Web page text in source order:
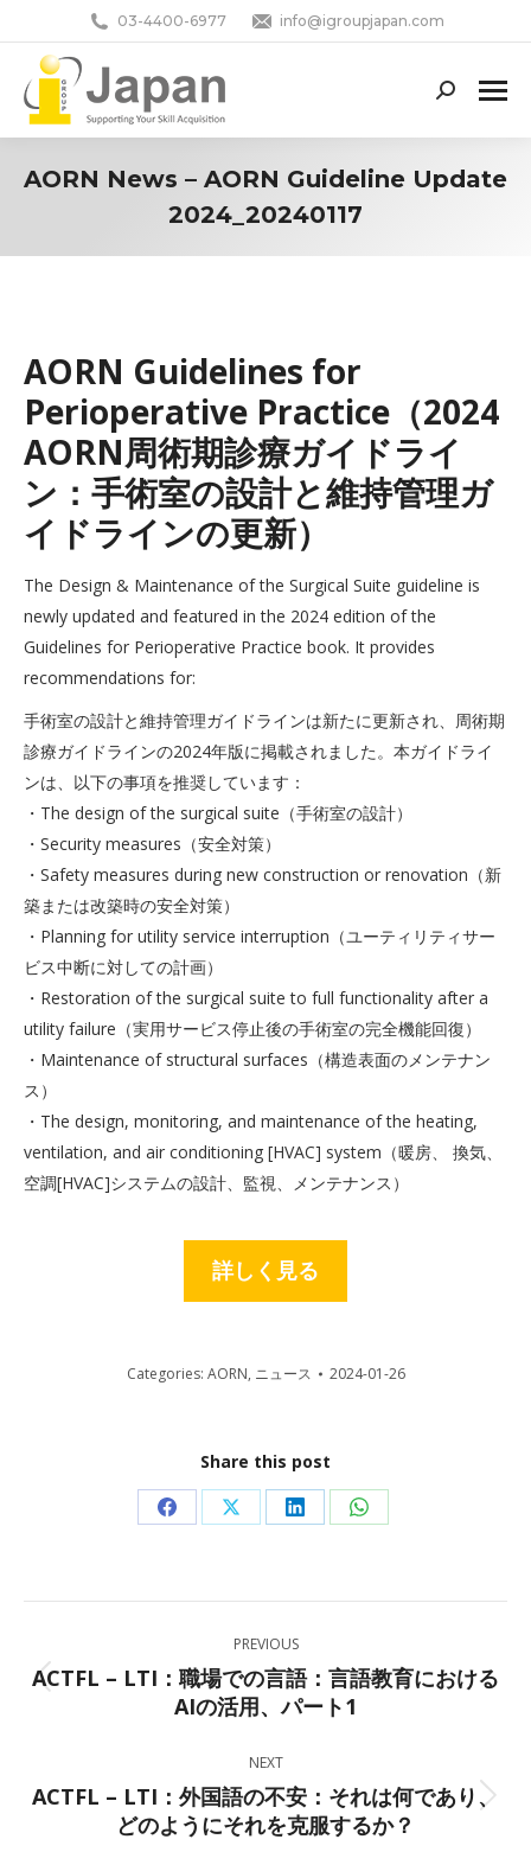
03-4400-6977 info@igroupjapan.com
Search:
AORN News – AORN Guideline Update
2024_20240117
AORN Guidelines for
Perioperative Practice（2024
AORN周術期診療ガイドライ
ン：手術室の設計と維持管理ガ
イドラインの更新）
The Design & Maintenance of the Surgical Suite guideline is
newly updated and featured in the 2024 edition of the
Guidelines for Perioperative Practice book. It provides
recommendations for:
手術室の設計と維持管理ガイドラインは新たに更新され、周術期
診療ガイドラインの2024年版に掲載されました。本ガイドライ
ンは、以下の事項を推奨しています：
・The design of the surgical suite（手術室の設計）
・Security measures（安全対策）
・Safety measures during new construction or renovation（新
築または改築時の安全対策）
・Planning for utility service interruption（ユーティリティサー
ビス中断に対しての計画）
・Restoration of the surgical suite to full functionality after a
utility failure（実用サービス停止後の手術室の完全機能回復）
・Maintenance of structural surfaces（構造表面のメンテナン
ス）
・The design, monitoring, and maintenance of the heating,
ventilation, and air conditioning [HVAC] system（暖房、 換気、
空調[HVAC]システムの設計、監視、メンテナンス）
詳しく見る
Categories: AORN, ニュース 2024-01-26
Share this post
Share
Facebook
Share
X
Share
LinkedIn
Share
WhatsApp
navigation
PREVIOUS
Previous
post:
ACTFL – LTI：職場での言語：言語教育における
AIの活用、パート1
NEXT
Next
post:
ACTFL – LTI：外国語の不安：それは何であり、
どのようにそれを克服するか？